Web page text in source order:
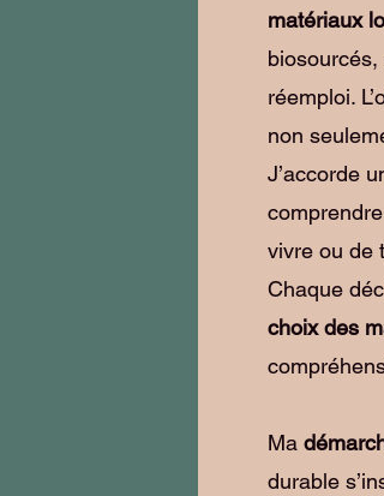
matériaux
biosourcés,
réemploi.
non
J’accorde
vivre ou de
Chaque
choix des
Ma
durable